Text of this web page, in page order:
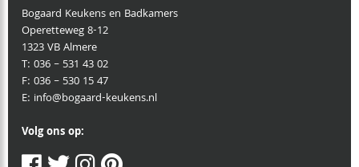
Bogaard Keukens en Badkamers
Operetteweg 8-12
1323 VB Almere
T:036 – 531 43 02
F:036 – 530 15 47
E: info@bogaard-keukens.nl
Volg ons op: